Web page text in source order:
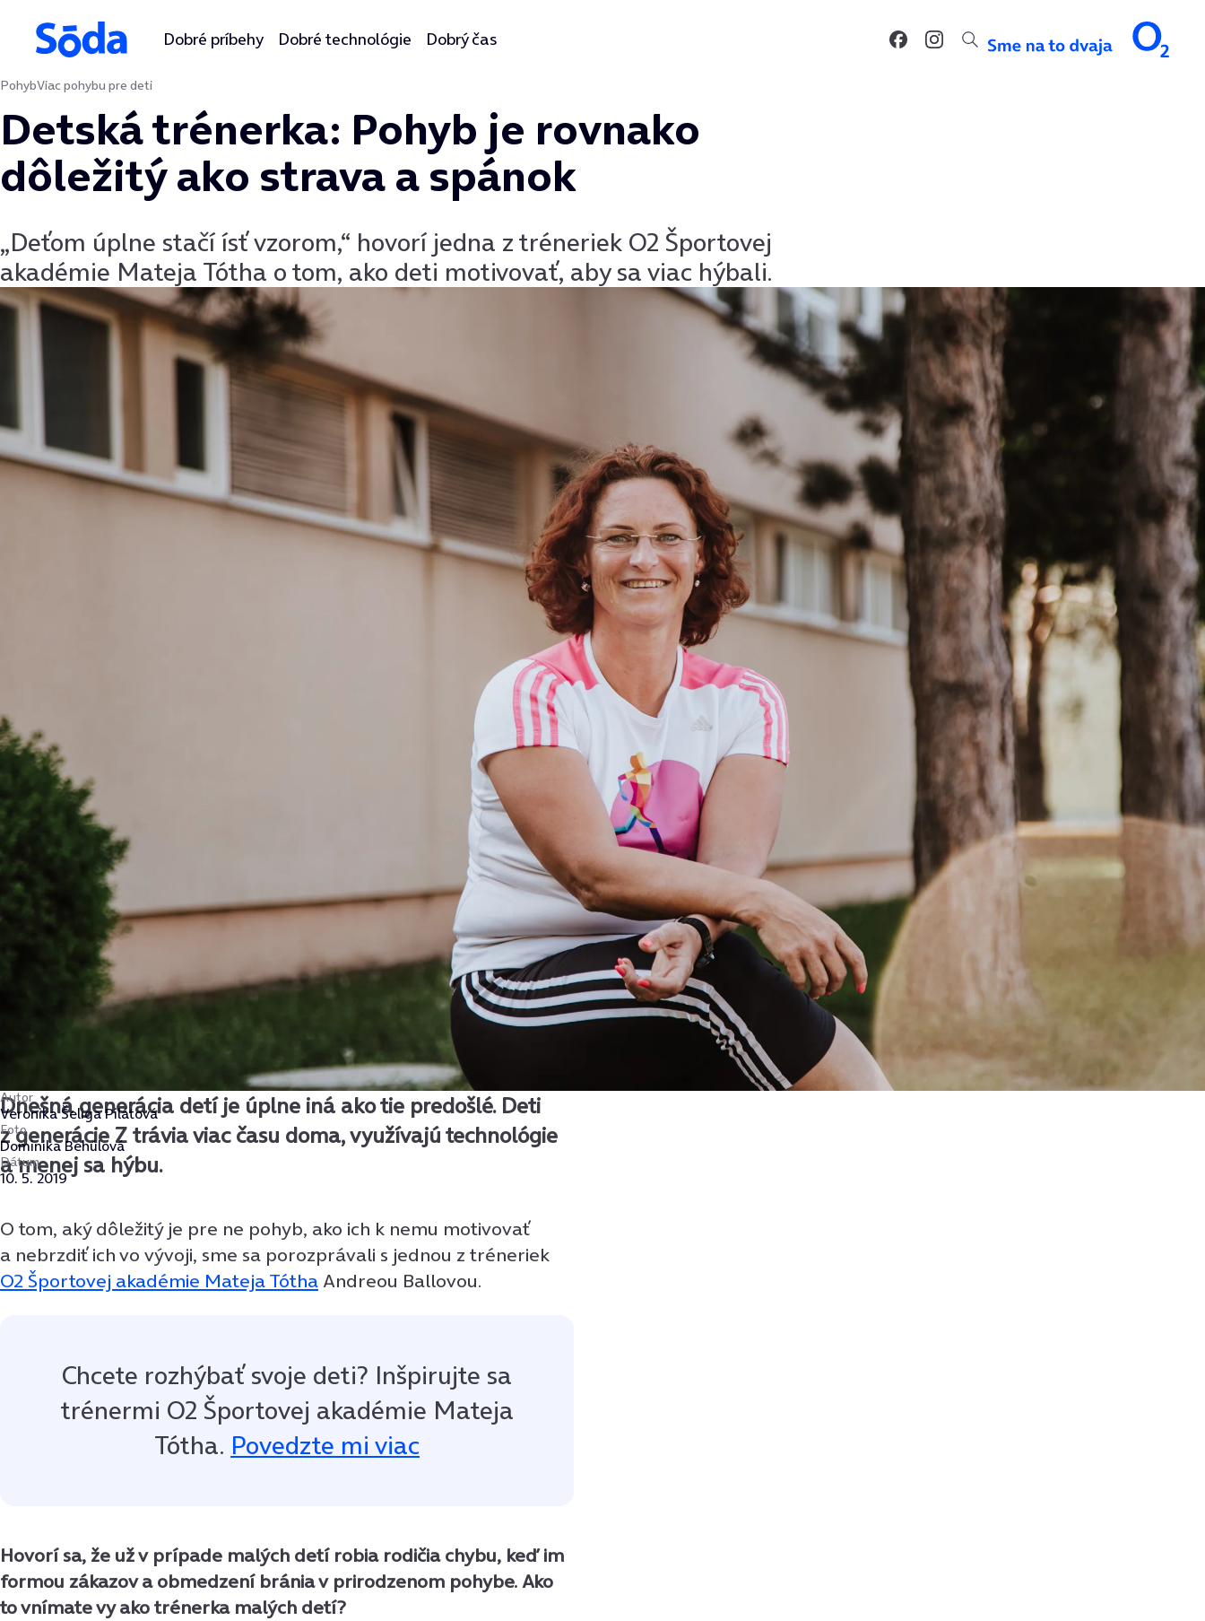
Preskočiť na obsah
Dobré príbehy Dobré technológie Dobrý čas
PohybViac pohybu pre deti
Detská trénerka: Pohyb je rovnako
dôležitý ako strava a spánok
„Deťom úplne stačí ísť vzorom,“ hovorí jedna z tréneriek O2 Športovej
akadémie Mateja Tótha o tom, ako deti motivovať, aby sa viac hýbali.
Autor
Veronika Šeliga Pilátová
Foto
Dominika Behúlová
Dátum
10. 5. 2019
Dnešná generácia detí je úplne iná ako tie predošlé. Deti
z generácie Z trávia viac času doma, využívajú technológie
a menej sa hýbu.
O tom, aký dôležitý je pre ne pohyb, ako ich k nemu motivovať
a nebrzdiť ich vo vývoji, sme sa porozprávali s jednou z tréneriek
O2 Športovej akadémie Mateja Tótha Andreou Ballovou.
Chcete rozhýbať svoje deti? Inšpirujte sa
trénermi O2 Športovej akadémie Mateja
Tótha. Povedzte mi viac
Hovorí sa, že už v prípade malých detí robia rodičia chybu, keď im
formou zákazov a obmedzení bránia v prirodzenom pohybe. Ako
to vnímate vy ako trénerka malých detí?